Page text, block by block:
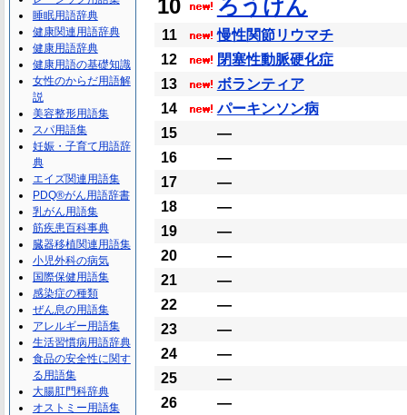
10
ろうけん
11
慢性関節リウマチ
12
閉塞性動脈硬化症
13
ボランティア
14
パーキンソン病
15
―
16
―
17
―
18
―
19
―
20
―
21
―
22
―
23
―
24
―
25
―
26
―
睡眠用語辞典
健康関連用語辞典
健康用語辞典
健康用語の基礎知識
女性のからだ用語解
説
美容整形用語集
スパ用語集
妊娠・子育て用語辞
典
エイズ関連用語集
PDQ®がん用語辞書
乳がん用語集
筋疾患百科事典
臓器移植関連用語集
小児外科の病気
国際保健用語集
感染症の種類
ぜん息の用語集
アレルギー用語集
生活習慣病用語辞典
食品の安全性に関す
る用語集
大腸肛門科辞典
オストミー用語集